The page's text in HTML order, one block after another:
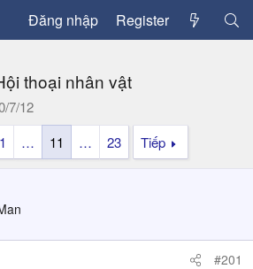
Đăng nhập Register
thoại nhân vật
7/12
1 … 11 … 23 Tiếp
#201